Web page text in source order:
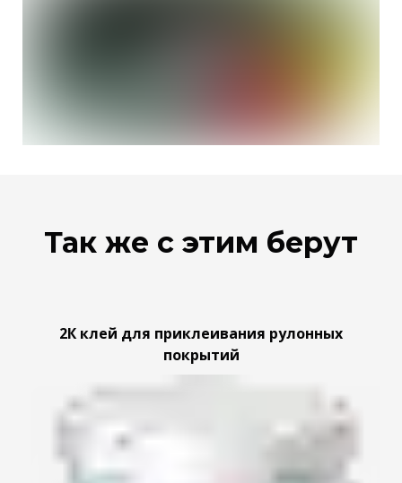
Так же с этим берут
2К клей для приклеивания рулонных
покрытий